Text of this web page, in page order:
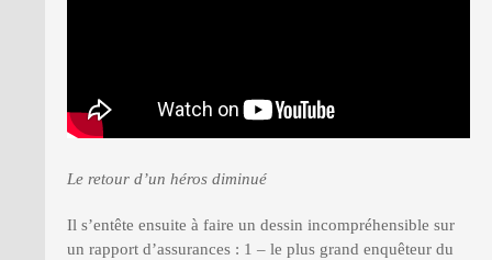
Le retour d’un héros diminué
Il s’entête ensuite à faire un dessin incompréhensible sur
un rapport d’assurances : 1 – le plus grand enquêteur du